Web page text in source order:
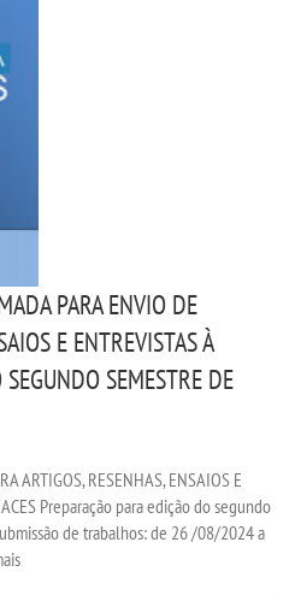
PARA ENVIO DE
E ENTREVISTAS À
SEMESTRE DE
ARTIGOS, RESENHAS, ENSAIOS E
Preparação para edição do segundo
de trabalhos: de 26 /08/2024 a